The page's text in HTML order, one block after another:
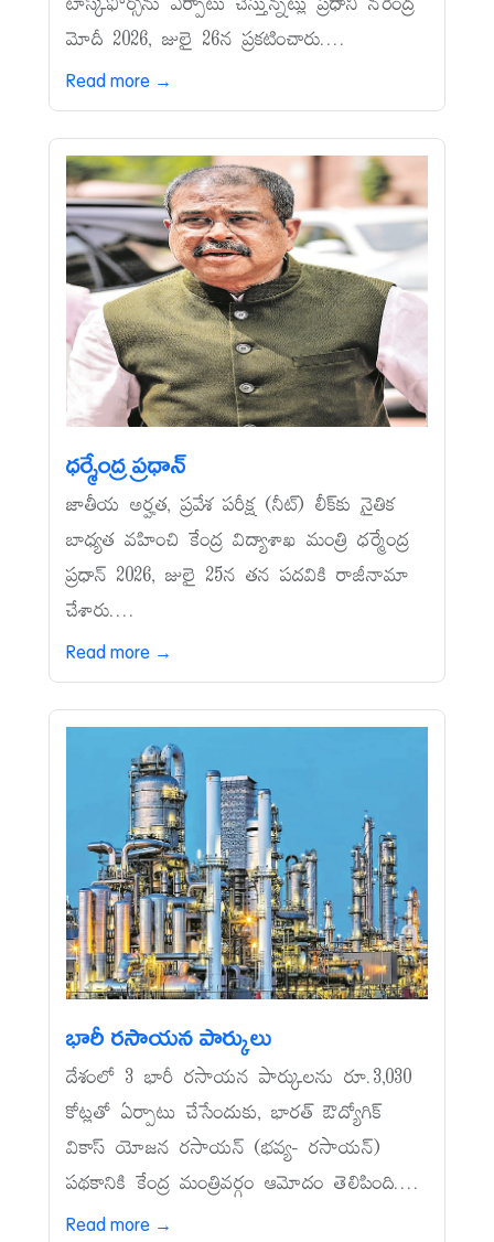
మోదీ 2026, జులై 26న ప్రకటించారు....
Read more →
ధర్మేంద్ర ప్రధాన్‌
జాతీయ అర్హత, ప్రవేశ పరీక్ష (నీట్‌) లీక్‌కు నైతిక
బాధ్యత వహించి కేంద్ర విద్యాశాఖ మంత్రి ధర్మేంద్ర
ప్రధాన్‌ 2026, జులై 25న తన పదవికి రాజీనామా
చేశారు....
Read more →
భారీ రసాయన పార్కులు
దేశంలో 3 భారీ రసాయన పార్కులను రూ.3,030
కోట్లతో ఏర్పాటు చేసేందుకు, భారత్‌ ఔద్యోగిక్‌
వికాస్‌ యోజన రసాయన్‌ (భవ్య- రసాయన్‌)
పథకానికి కేంద్ర మంత్రివర్గం ఆమోదం తెలిపింది....
Read more →